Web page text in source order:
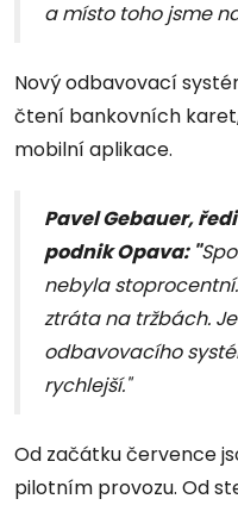
a místo toho jsme
Nový odbavovací
čtení bankovních
mobilní aplikace.
Pavel Gebauer,
podnik Opava: "
nebyla
ztráta na tržbách.
odbavovacího
rychlejší."
Od začátku července
pilotním provozu. Od